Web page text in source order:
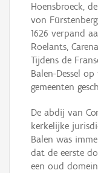
Hoensbroeck,
von
1626 verpand
Roelants,
Tijdens de
Balen-Dessel
gemeenten
De abdij van
kerkelijke
Balen was
dat de eerste
een oud